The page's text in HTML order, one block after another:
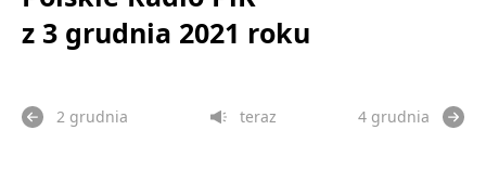
z 3 grudnia 2021 roku
2 grudnia teraz 4 grudnia